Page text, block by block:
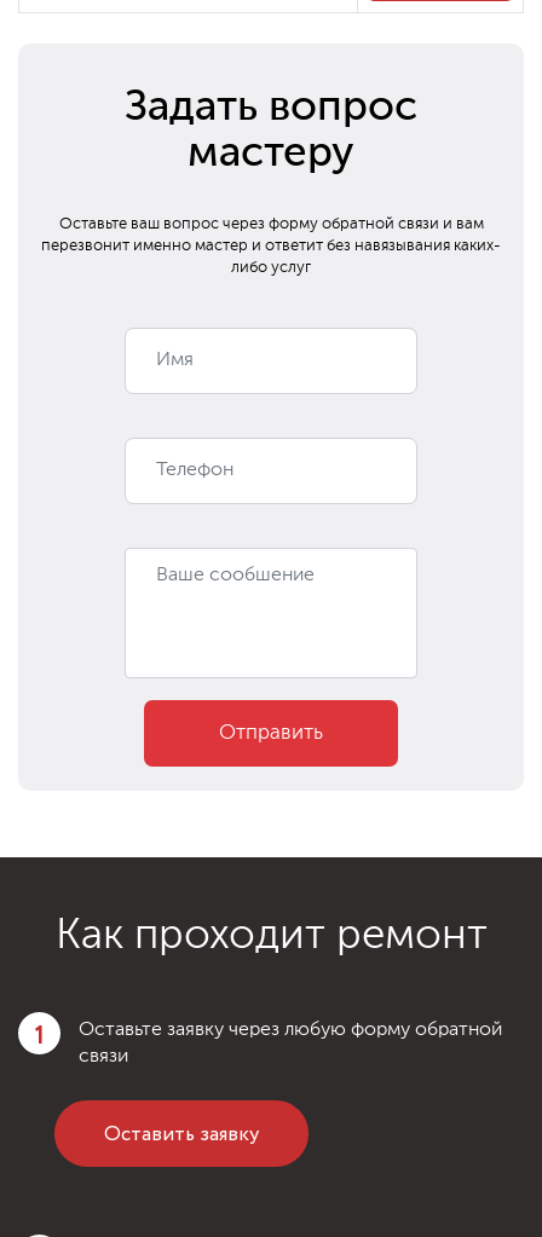
Задать вопрос
мастеру
Оставьте ваш вопрос через форму обратной связи и вам
перезвонит именно мастер и ответит без навязывания каких-
либо услуг
Отправить
Как проходит ремонт
1
Оставьте заявку через любую форму обратной
связи
Оставить заявку